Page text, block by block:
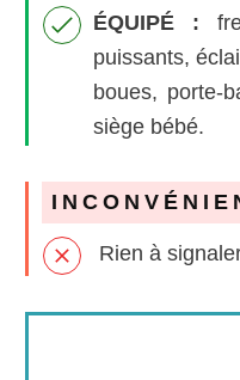
ÉQUIPÉ : f
puissants,
boues, porte-
siège bébé.
Rien à